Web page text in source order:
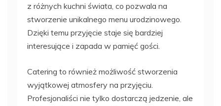
z różnych kuchni świata, co pozwala na
stworzenie unikalnego menu urodzinowego.
Dzięki temu przyjęcie staje się bardziej
interesujące i zapada w pamięć gości.
Catering to również możliwość stworzenia
wyjątkowej atmosfery na przyjęciu.
Profesjonaliści nie tylko dostarczą jedzenie, ale